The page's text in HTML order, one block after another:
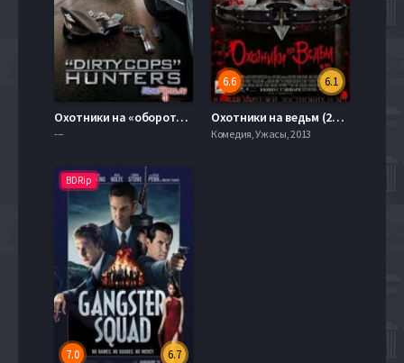
Охотники на «оборотней» (1 сезон) (2015)
---
6.1
6.6
Охотники на ведьм (2013)
Комедия, Ужасы, 2013
BDRip
6.7
7.0